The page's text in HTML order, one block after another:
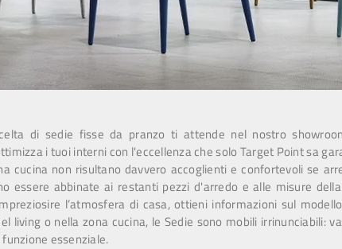
di sedie fisse da pranzo ti attende nel nostro
i tuoi interni con l'eccellenza che solo Target Point sa
cucina non risultano davvero accoglienti e confortevoli se
essere abbinate ai restanti pezzi d'arredo e alle misure
l’atmosfera di casa, ottieni informazioni sul
living o nella zona cucina, le Sedie sono mobili irrinunciabili:
essenziale.